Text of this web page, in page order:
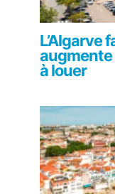
L’Algarve
augmente
à louer